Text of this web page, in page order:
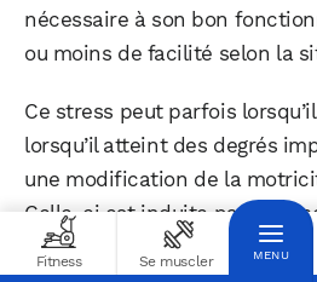
nécessaire à son bon
ou moins de facilité selon la
Ce stress peut parfois
lorsqu’il atteint des degrés
une modification de la
Celle-ci est induite par une
prise d’information et de la
Fitness Se muscler